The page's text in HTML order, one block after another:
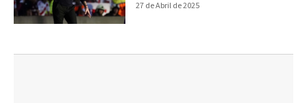
27 de Abril de 2025